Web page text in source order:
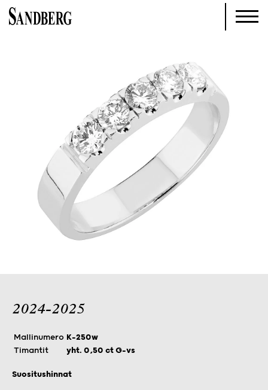
2024-2025
Mallinumero K-250w
Timantit
yht. 0,50 ct G-vs
Suositushinnat